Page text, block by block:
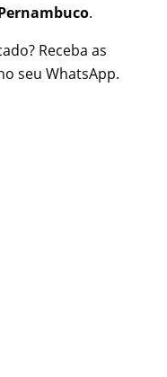
.
Receba as
seu WhatsApp.